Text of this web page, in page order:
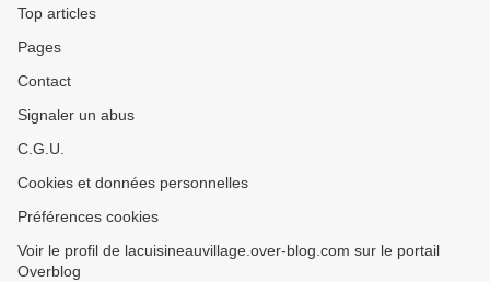
Top articles
Pages
Contact
Signaler un abus
C.G.U.
Cookies et données personnelles
Préférences cookies
Voir le profil de lacuisineauvillage.over-blog.com sur le portail
Overblog